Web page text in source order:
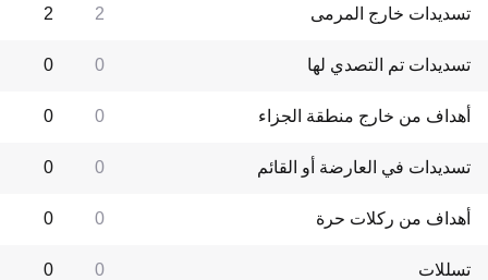
تسديدات خارج المرمى 2
2
تسديدات تم التصدي لها 0
0
أهداف من خارج منطقة الجزاء 0
0
تسديدات في العارضة أو القائم 0
0
أهداف من ركلات حرة 0
0
تسللات 0
0